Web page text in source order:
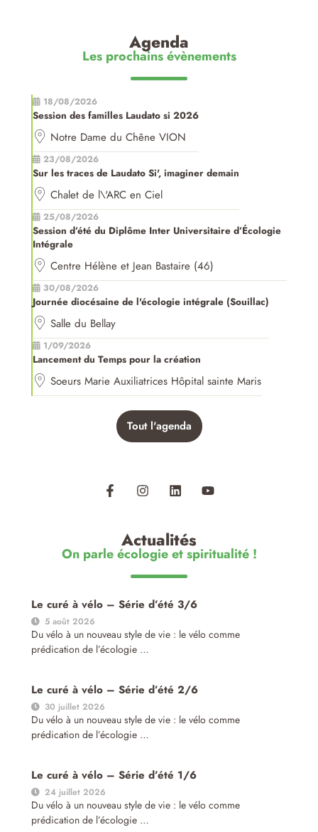
Agenda
Les prochains évènements
18/08/2026
Session des familles Laudato si 2026
Notre Dame du Chêne VION
23/08/2026
Sur les traces de Laudato Si', imaginer demain
Chalet de l\'ARC en Ciel
25/08/2026
Session d’été du Diplôme Inter Universitaire d’Écologie
Intégrale
Centre Hélène et Jean Bastaire (46)
30/08/2026
Journée diocésaine de l'écologie intégrale (Souillac)
Salle du Bellay
1/09/2026
Lancement du Temps pour la création
Soeurs Marie Auxiliatrices Hôpital sainte Maris
Tout l'agenda
Actualités
On parle écologie et spiritualité !
Le curé à vélo – Série d’été 3/6
5 août 2026
Du vélo à un nouveau style de vie : le vélo comme
prédication de l’écologie …
Le curé à vélo – Série d’été 2/6
30 juillet 2026
Du vélo à un nouveau style de vie : le vélo comme
prédication de l’écologie …
Le curé à vélo – Série d’été 1/6
24 juillet 2026
Du vélo à un nouveau style de vie : le vélo comme
prédication de l’écologie …